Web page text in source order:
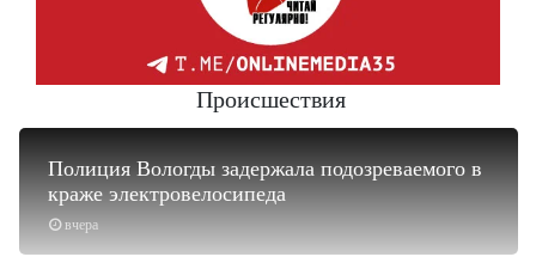
Происшествия
вчера
Полиция Вологды задержала подозреваемого в
краже электровелосипеда